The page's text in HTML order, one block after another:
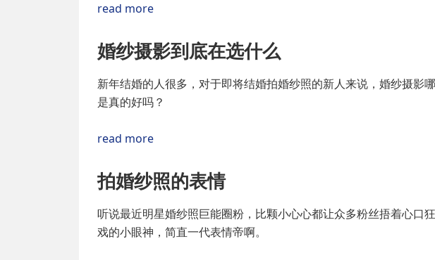
read more
婚纱摄影到底在选什么
新年结婚的人很多，对于即将结婚拍婚纱照的新人来说，婚纱摄
是真的好吗？
read more
拍婚纱照的表情
听说最近明星婚纱照巨能圈粉，比颗小心心都让众多粉丝捂着心
戏的小眼神，简直一代表情帝啊。